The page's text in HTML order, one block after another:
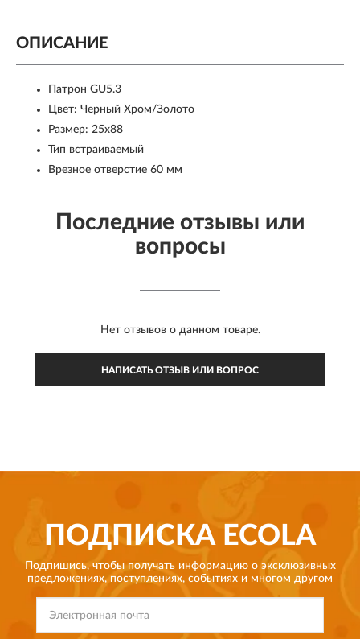
ОПИСАНИЕ
Патрон GU5.3
Цвет: Черный Хром/Золото
Размер: 25x88
Тип встраиваемый
Врезное отверстие 60 мм
Последние отзывы или
вопросы
Нет отзывов о данном товаре.
НАПИСАТЬ ОТЗЫВ ИЛИ ВОПРОС
ПОДПИСКАECOLA
Подпишись, чтобы получать информацию о эксклюзивных
предложениях, поступлениях, событиях и многом другом